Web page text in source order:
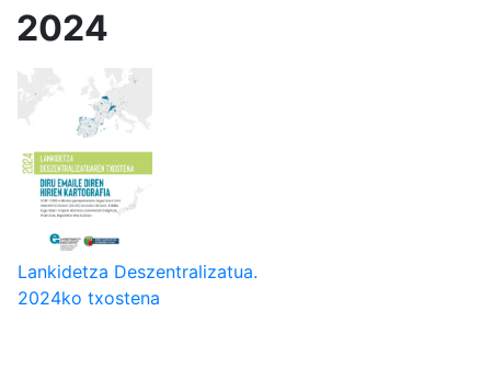
2024
Lankidetza Deszentralizatua.
2024ko txostena